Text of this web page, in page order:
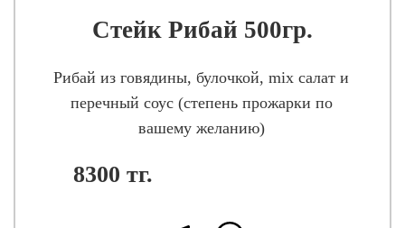
Стейк Рибай 500гр.
Рибай из говядины, булочкой, mix салат и
перечный соус (степень прожарки по
вашему желанию)
8300 тг.